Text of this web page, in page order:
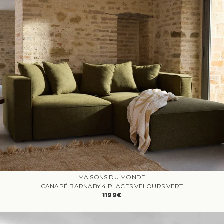
MAISONS DU MONDE
CANAPÉ BARNABY 4 PLACES VELOURS VERT
1199€